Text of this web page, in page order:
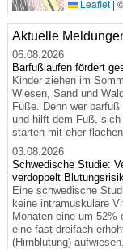
Leaflet|
Aktuelle
06.08.2026
Barfußlaufen fördert
Kinder ziehen im
Wiesen, Sand und
Füße. Denn wer
und hilft dem Fuß,
starten mit eher
03.08.2026
Schwedische Studie:
verdoppelt
Eine schwedische
keine intramuskuläre
Monaten eine um 52%
eine fast dreifach
(Hirnblutung) aufwiesen.